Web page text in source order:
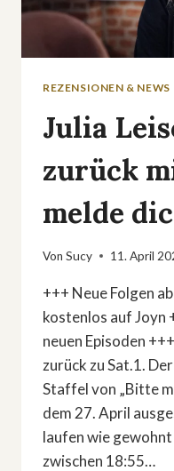
REZENSIONEN & NEWS
Julia
zurück
melde
Von Sucy 11. April
+++ Neue Folgen
kostenlos auf Joyn
neuen Episoden
zurück zu Sat.1.
Staffel von „Bitte
dem 27. April
laufen wie
zwischen 18:55…